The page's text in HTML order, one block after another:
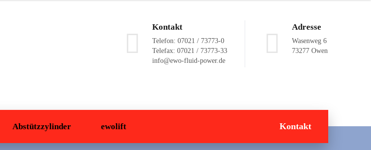
Kontakt
Telefon: 07021 / 73773-0
Telefax: 07021 / 73773-33
info@ewo-fluid-power.de
Adresse
Wasenweg 6
73277 Owen
Abstützzylinder ewolift Kontakt